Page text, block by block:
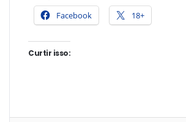
Facebook 18+
Curtir isso: